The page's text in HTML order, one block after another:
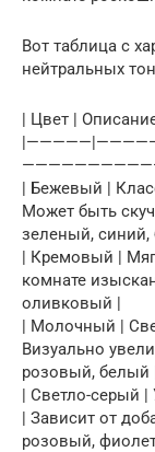
Вот таблица с
нейтральных
| Цвет |
| Бежевый |
Может быть
зеленый, синий,
| Кремовый |
комнате
оливковый |
| Молочный |
Визуально
розовый, белый
| Светло-серый
| Зависит от
розовый,